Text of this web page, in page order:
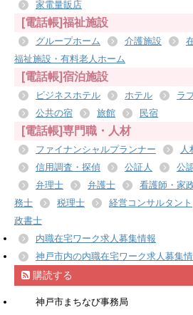
家電量販店
[電話帳]福祉施設
グループホーム 介護施設
福祉施設・有料老人ホーム
[電話帳]宿泊施設
ビジネスホテル ホテル ラ
公共の宿
旅館 民宿
[電話帳]専門職・人材
ファイナンシャルプランナー 人
信用調査・探偵
公証人 公
弁理士
弁護士 看護師・家
務士
税理士 経営コンサルタント
政書士
内職在宅ワーク求人募集情報
神戸市内の内職在宅ワーク求人募集
購読する
神戸市まちなび事務局